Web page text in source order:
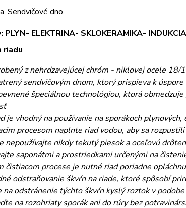
Sendvičové dno.
ELEKTRINA- SKLOKERAMIKA- INDUKCIA
riadu
z nehrdzavejúcej chróm - niklovej ocele 18/
sendvičovým dnom, ktorý prispieva k
špeciálnou technológiou, ktorá
je vhodný na používanie na sporákoch
procesom naplnte riad vodou, aby sa
nepoužívajte nikdy tekutý piesok a oceľovú
saponátmi a prostriedkami určenými na
čistiacom procese je nutné riad poriadne
odstraňovanie škvŕn na riade, ktoré spôsobí
na odstránenie týchto škvŕn kyslý roztok v
na rozohriaty sporák ani do rúry bez